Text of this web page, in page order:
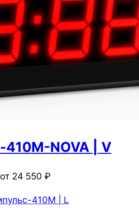
NOVA | V
от 24 550 ₽